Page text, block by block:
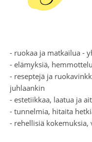
- ruokaa ja matkailua -
- elämyksiä,
- reseptejä ja
juhlaankin
- estetiikkaa, laatua ja
- tunnelmia, hitaita
- rehellisiä